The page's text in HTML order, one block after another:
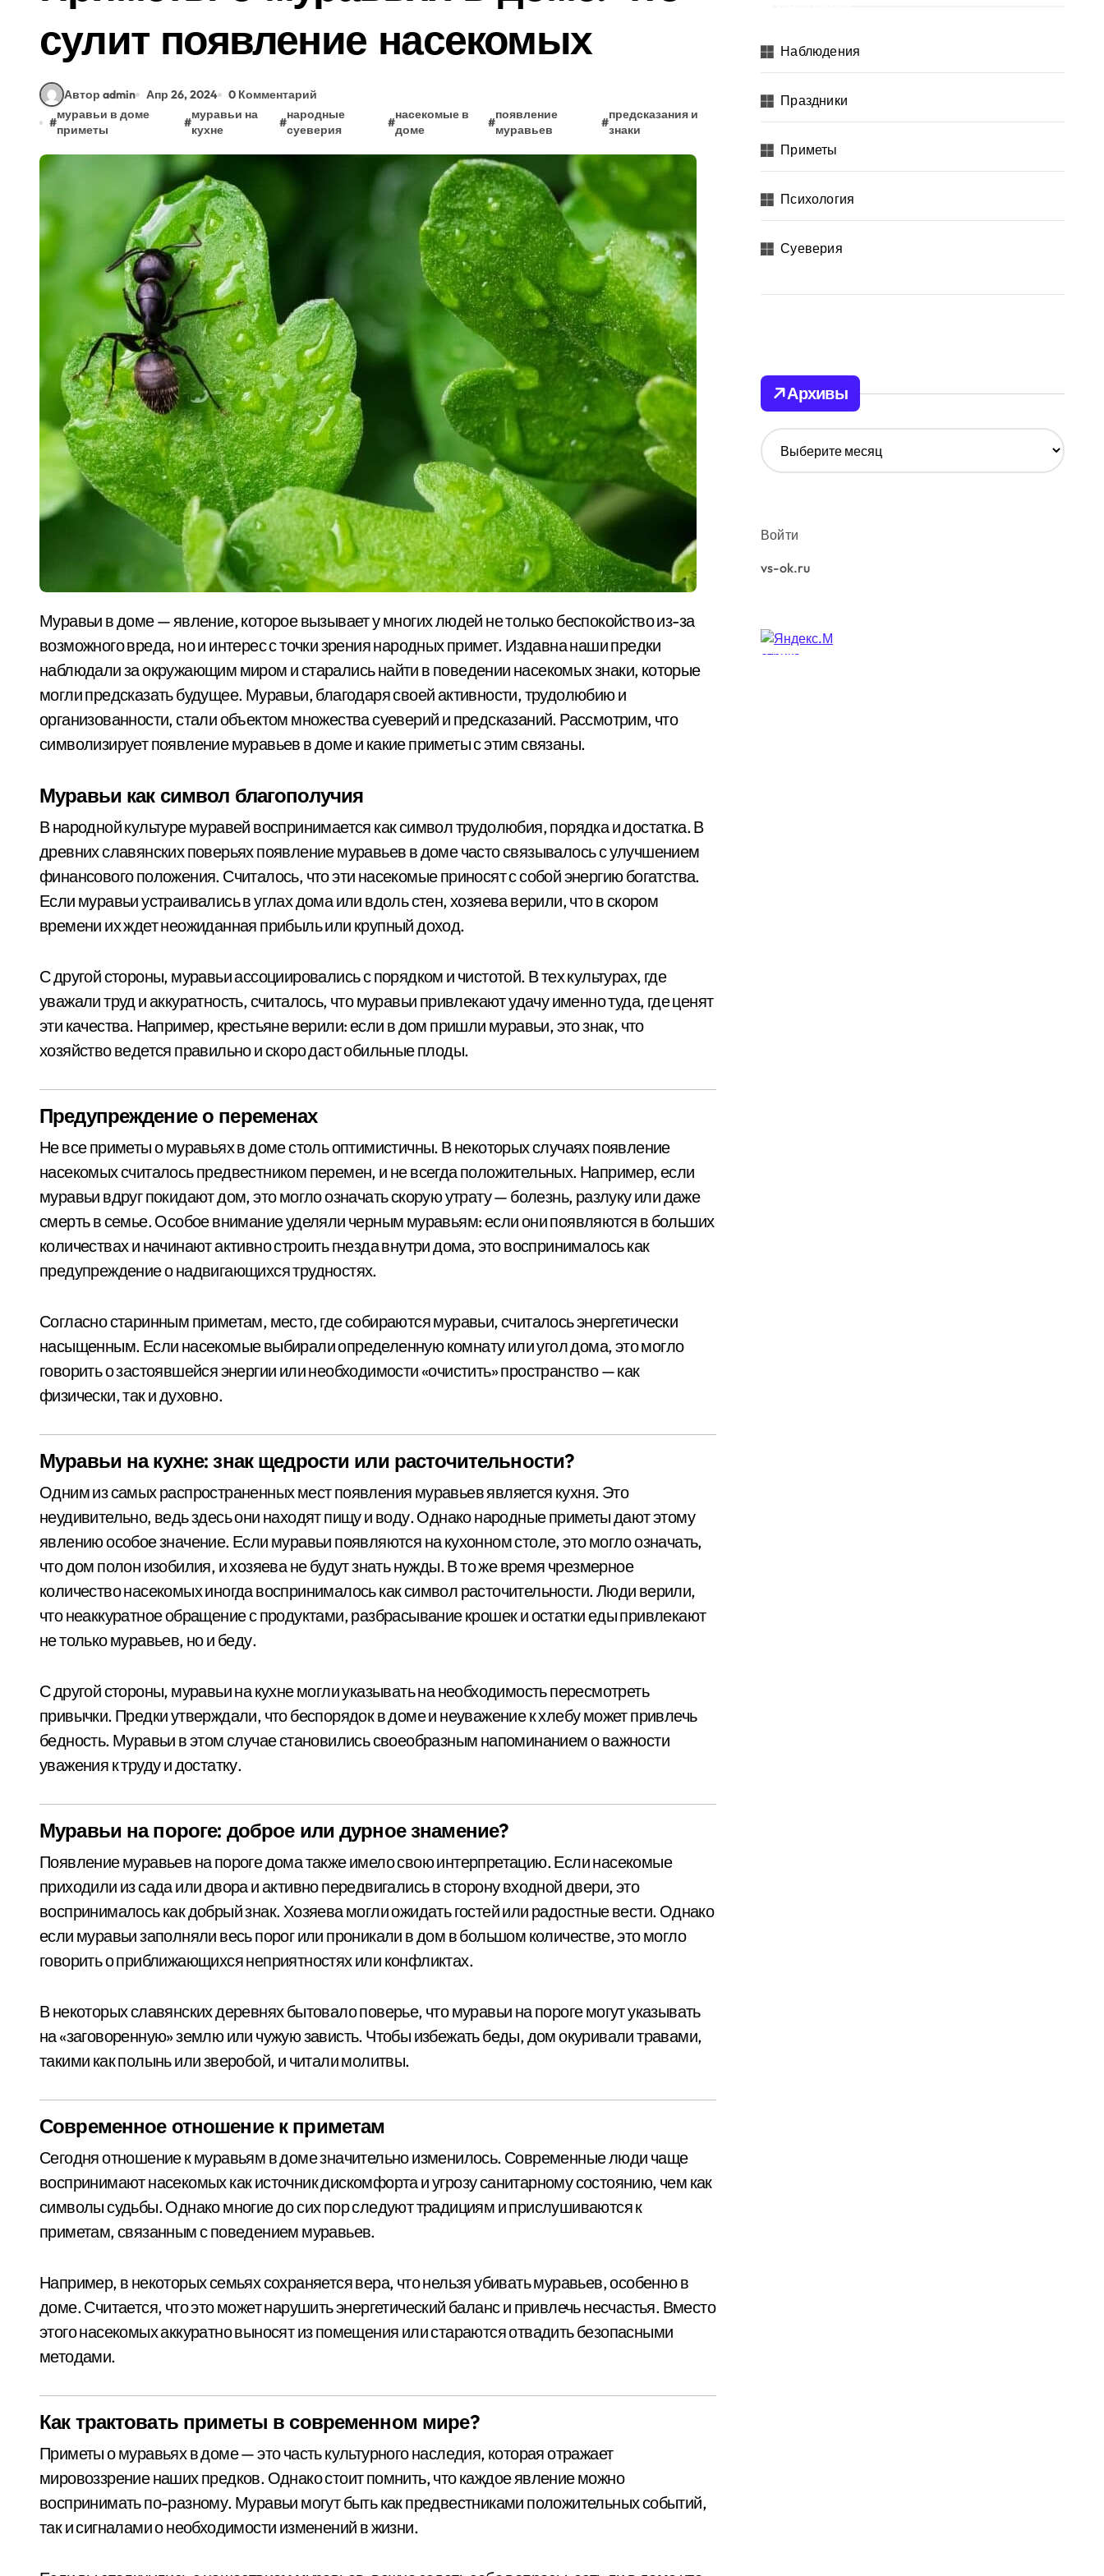
сулит появление насекомых
Автор admin Апр 26, 2024
0 Комментарий
#
муравьи в доме
приметы
#
муравьи на
кухне
#
народные
суеверия
#
насекомые в
доме
#
появление
муравьев
#
предсказания и
знаки
Муравьи в доме — явление, которое вызывает у многих людей не только беспокойство из-за
возможного вреда, но и интерес с точки зрения народных примет. Издавна наши предки
наблюдали за окружающим миром и старались найти в поведении насекомых знаки, которые
могли предсказать будущее. Муравьи, благодаря своей активности, трудолюбию и
организованности, стали объектом множества суеверий и предсказаний. Рассмотрим, что
символизирует появление муравьев в доме и какие приметы с этим связаны.
Муравьи как символ благополучия
В народной культуре муравей воспринимается как символ трудолюбия, порядка и достатка. В
древних славянских поверьях появление муравьев в доме часто связывалось с улучшением
финансового положения. Считалось, что эти насекомые приносят с собой энергию богатства.
Если муравьи устраивались в углах дома или вдоль стен, хозяева верили, что в скором
времени их ждет неожиданная прибыль или крупный доход.
С другой стороны, муравьи ассоциировались с порядком и чистотой. В тех культурах, где
уважали труд и аккуратность, считалось, что муравьи привлекают удачу именно туда, где ценят
эти качества. Например, крестьяне верили: если в дом пришли муравьи, это знак, что
хозяйство ведется правильно и скоро даст обильные плоды.
Предупреждение о переменах
Не все приметы о муравьях в доме столь оптимистичны. В некоторых случаях появление
насекомых считалось предвестником перемен, и не всегда положительных. Например, если
муравьи вдруг покидают дом, это могло означать скорую утрату — болезнь, разлуку или даже
смерть в семье. Особое внимание уделяли черным муравьям: если они появляются в больших
количествах и начинают активно строить гнезда внутри дома, это воспринималось как
предупреждение о надвигающихся трудностях.
Согласно старинным приметам, место, где собираются муравьи, считалось энергетически
насыщенным. Если насекомые выбирали определенную комнату или угол дома, это могло
говорить о застоявшейся энергии или необходимости «очистить» пространство — как
физически, так и духовно.
Муравьи на кухне: знак щедрости или расточительности?
Одним из самых распространенных мест появления муравьев является кухня. Это
неудивительно, ведь здесь они находят пищу и воду. Однако народные приметы дают этому
явлению особое значение. Если муравьи появляются на кухонном столе, это могло означать,
что дом полон изобилия, и хозяева не будут знать нужды. В то же время чрезмерное
количество насекомых иногда воспринималось как символ расточительности. Люди верили,
что неаккуратное обращение с продуктами, разбрасывание крошек и остатки еды привлекают
не только муравьев, но и беду.
С другой стороны, муравьи на кухне могли указывать на необходимость пересмотреть
привычки. Предки утверждали, что беспорядок в доме и неуважение к хлебу может привлечь
бедность. Муравьи в этом случае становились своеобразным напоминанием о важности
уважения к труду и достатку.
Муравьи на пороге: доброе или дурное знамение?
Появление муравьев на пороге дома также имело свою интерпретацию. Если насекомые
приходили из сада или двора и активно передвигались в сторону входной двери, это
воспринималось как добрый знак. Хозяева могли ожидать гостей или радостные вести. Однако
если муравьи заполняли весь порог или проникали в дом в большом количестве, это могло
говорить о приближающихся неприятностях или конфликтах.
В некоторых славянских деревнях бытовало поверье, что муравьи на пороге могут указывать
на «заговоренную» землю или чужую зависть. Чтобы избежать беды, дом окуривали травами,
такими как полынь или зверобой, и читали молитвы.
Современное отношение к приметам
Сегодня отношение к муравьям в доме значительно изменилось. Современные люди чаще
воспринимают насекомых как источник дискомфорта и угрозу санитарному состоянию, чем как
символы судьбы. Однако многие до сих пор следуют традициям и прислушиваются к
приметам, связанным с поведением муравьев.
Например, в некоторых семьях сохраняется вера, что нельзя убивать муравьев, особенно в
доме. Считается, что это может нарушить энергетический баланс и привлечь несчастья. Вместо
этого насекомых аккуратно выносят из помещения или стараются отвадить безопасными
методами.
Как трактовать приметы в современном мире?
Приметы о муравьях в доме — это часть культурного наследия, которая отражает
мировоззрение наших предков. Однако стоит помнить, что каждое явление можно
воспринимать по-разному. Муравьи могут быть как предвестниками положительных событий,
так и сигналами о необходимости изменений в жизни.
Наблюдения
Праздники
Приметы
Психология
Суеверия
Архивы
А
р
ы
Войти
vs-ok.ru